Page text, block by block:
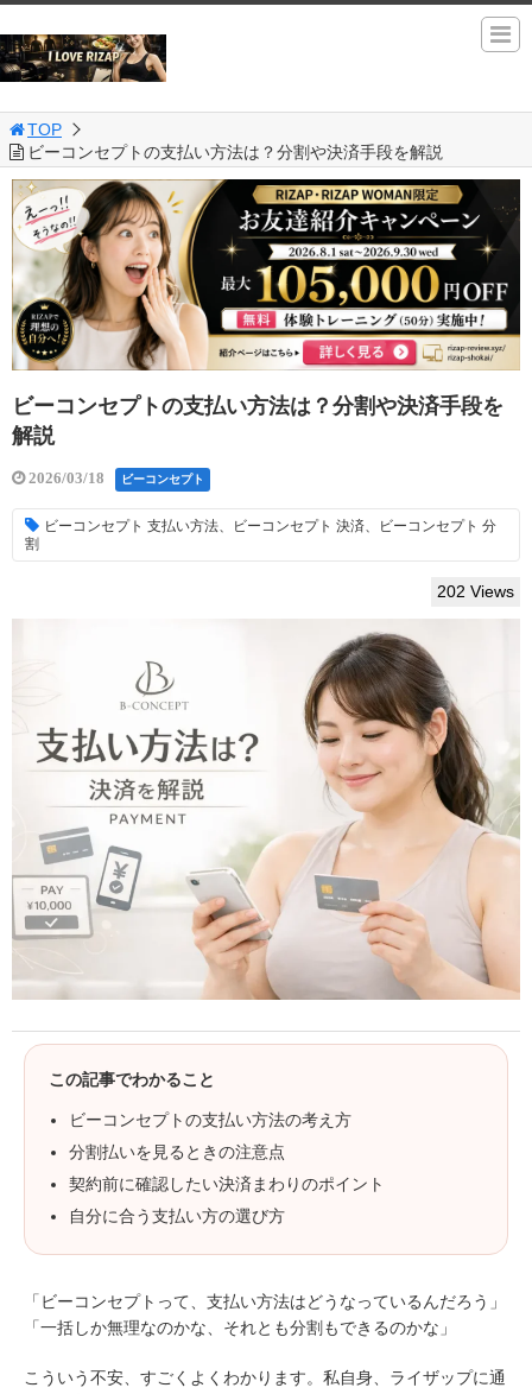
TOP
ビーコンセプトの支払い方法は？分割や決済手段を解説
ビーコンセプトの支払い方法は？分割や決済手段を
解説
2026/03/18 ビーコンセプト
ビーコンセプト 支払い方法、ビーコンセプト 決済、ビーコンセプト 分
割
202 Views
この記事でわかること
ビーコンセプトの支払い方法の考え方
分割払いを見るときの注意点
契約前に確認したい決済まわりのポイント
自分に合う支払い方の選び方
「ビーコンセプトって、支払い方法はどうなっているんだろう」
「一括しか無理なのかな、それとも分割もできるのかな」
こういう不安、すごくよくわかります。私自身、ライザップに通